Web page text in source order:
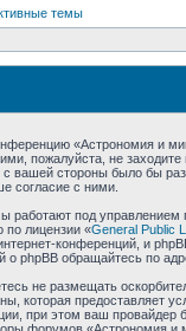
темы
«Астрономия и
пожалуйста, не
с вашей стороны было бы
согласие с ними.
под управлением
по лицензии «General Public
конференций, и
о phpBB обращайтесь по
не размещать
которая предоставляет
при этом ваш провайдер